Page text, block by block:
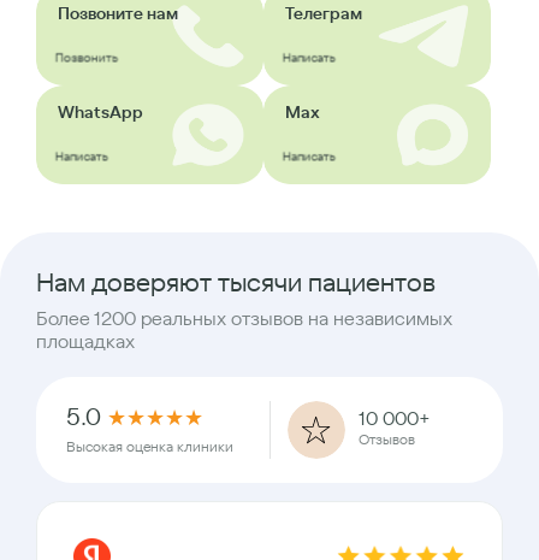
Позвоните нам
Позвонить
Телеграм
Написать
WhatsApp
Написать
Max
Написать
Нам доверяют тысячи пациентов
Более 1200 реальных отзывов на независимых
площадках
5.0 ★★★★★
Высокая оценка клиники
10 000+
Отзывов